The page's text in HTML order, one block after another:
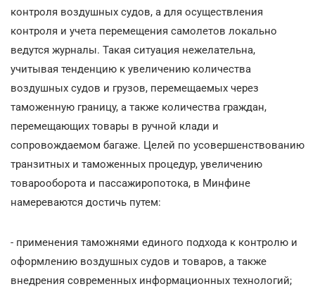
контроля воздушных судов, а для осуществления
контроля и учета перемещения самолетов локально
ведутся журналы. Такая ситуация нежелательна,
учитывая тенденцию к увеличению количества
воздушных судов и грузов, перемещаемых через
таможенную границу, а также количества граждан,
перемещающих товары в ручной клади и
сопровождаемом багаже. Целей по усовершенствованию
транзитных и таможенных процедур, увеличению
товарооборота и пассажиропотока, в Минфине
намереваются достичь путем:
- применения таможнями единого подхода к контролю и
оформлению воздушных судов и товаров, а также
внедрения современных информационных технологий;